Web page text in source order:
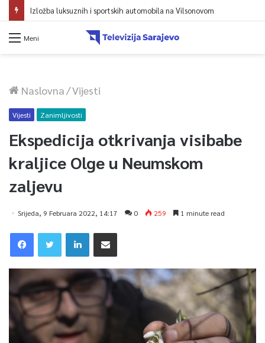
Izložba luksuznih i sportskih automobila na Vilsonovom
Meni
Naslovna/Vijesti
Vijesti Zanimljivosti
Ekspedicija otkrivanja visibabe
kraljice Olge u Neumskom
zaljevu
Srijeda, 9 Februara 2022, 14:17 0 259 1 minute read